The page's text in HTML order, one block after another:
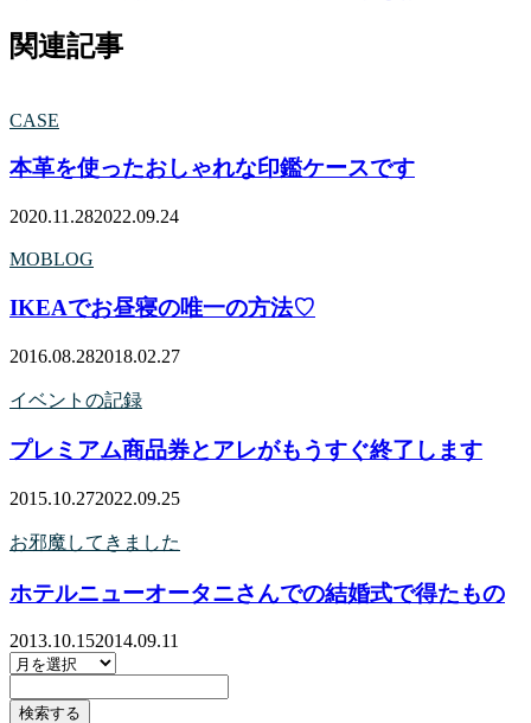
関連記事
CASE
本革を使ったおしゃれな印鑑ケースです
2020.11.282022.09.24
MOBLOG
IKEAでお昼寝の唯一の方法♡
2016.08.282018.02.27
イベントの記録
プレミアム商品券とアレがもうすぐ終了します
2015.10.272022.09.25
お邪魔してきました
ホテルニューオータニさんでの結婚式で得たもの
2013.10.152014.09.11